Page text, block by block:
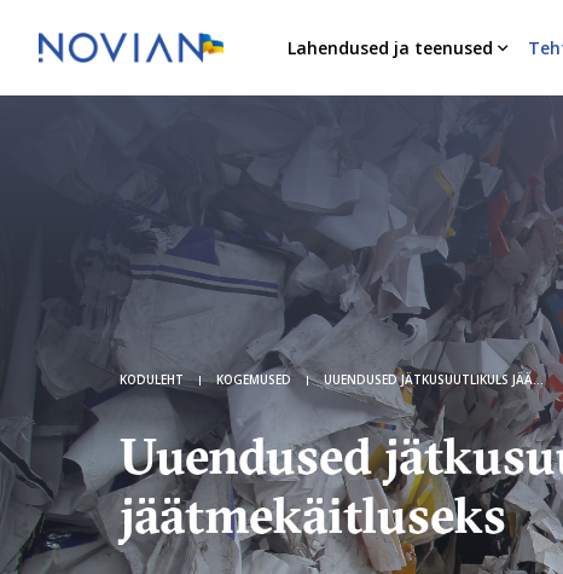
Lahendused ja teenused
KODULEHT KOGEMUSED UUENDUSED JÄTKUSUUTLIKULS JÄÄTMEKÄITLUSEKS
Uuendused
jäätmekäitluseks